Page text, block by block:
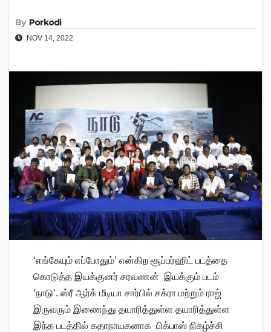
By Porkodi
NOV 14, 2022
‘எங்கேயும் எப்போதும்’ என்கிற சூப்பர்ஹிட் படத்தை
கொடுத்த இயக்குனர் சரவணன் இயக்கும் படம்
‘நாடு’. ஸ்ரீ ஆர்க் மீடியா சார்பில் சக்ரா மற்றும் ராஜ்
இருவரும் இணைந்து தயாரித்துள்ள தயாரித்துள்ள
இந்த படத்தில் கதாநாயகனாக பிக்பாஸ் நிகழ்ச்சி